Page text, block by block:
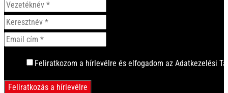
Feliratkozom a hírlevélre és elfogadom az Adatkezelési
Feliratkozás a hírlevélre